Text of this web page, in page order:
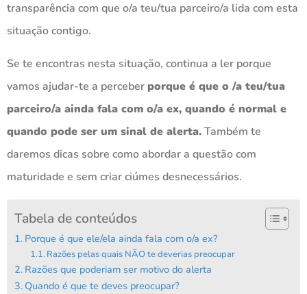
transparência com que o/a teu/tua parceiro/a lida com esta
situação contigo.
Se te encontras nesta situação, continua a ler porque
vamos ajudar-te a perceberporque é que o /a teu/tua
parceiro/a ainda fala com o/a ex, quando é normal e
quando pode ser um sinal de alerta.Também te
daremos dicas sobre como abordar a questão com
maturidade e sem criar ciúmes desnecessários.
Tabela de conteúdos
Porque é que ele/ela ainda fala com o/a ex?
Razões pelas quais NÃO te deverias preocupar
Razões que poderiam ser motivo do alerta
Quando é que te deves preocupar?